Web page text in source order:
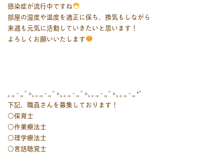
感染症が流行中ですね
部屋の湿度や温度を適正に保ち、換気もしながら
来週も元気に活動していきたいと思います！
よろしくお願いいたします
｡.｡･.｡ﾟ+｡｡.｡･.｡ﾟ+｡｡.｡･.｡ﾟ+｡｡.｡･.｡ﾟ+｡｡.｡･.｡*ﾟ
下記、職員さんを募集しております！
○保育士
○作業療法士
○理学療法士
○言語聴覚士